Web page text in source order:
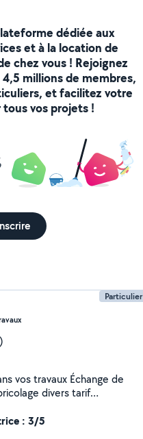
dédiée aux
et à la location de
chez vous ! Rejoignez
millions de membres,
et facilitez votre
vos projets !
Particulier
Échange de
divers tarif
: 3/5